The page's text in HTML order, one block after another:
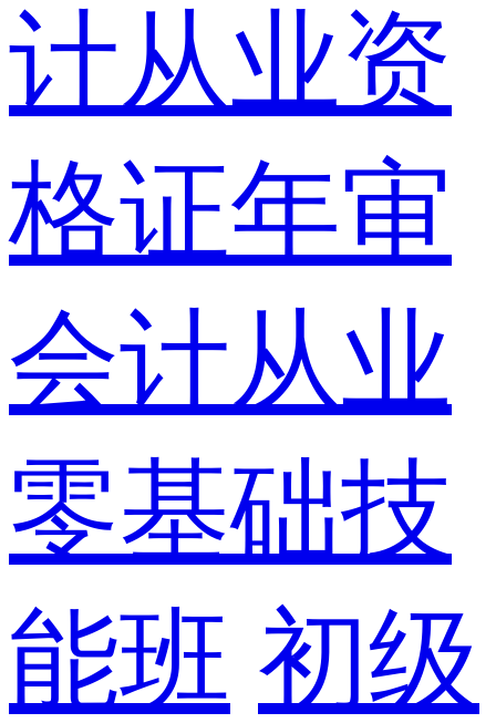
计从业资
格证年审
会计从业
零基础技
能班 初级